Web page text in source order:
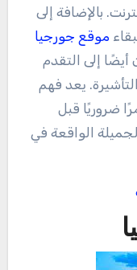
بالإضافة إلى
موقع جورجيا
أيضًا إلى التقدم
يعد فهم
ضروريًا قبل
الواقعة في